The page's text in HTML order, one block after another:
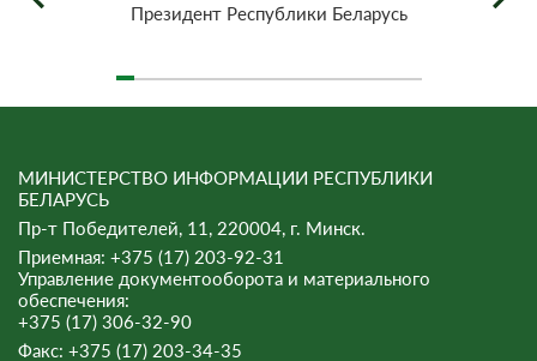
Президент Республики Беларусь
МИНИСТЕРСТВО ИНФОРМАЦИИ РЕСПУБЛИКИ
БЕЛАРУСЬ
Пр-т Победителей, 11, 220004, г. Минск.
Приемная: +375 (17) 203-92-31
Управление документооборота и материального
обеспечения:
+375 (17) 306-32-90
Факс: +375 (17) 203-34-35